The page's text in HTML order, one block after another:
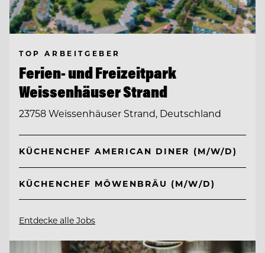
TOP ARBEITGEBER
Ferien- und Freizeitpark
Weissenhäuser Strand
23758 Weissenhäuser Strand, Deutschland
KÜCHENCHEF AMERICAN DINER (M/W/D)
KÜCHENCHEF MÖWENBRÄU (M/W/D)
Entdecke alle Jobs